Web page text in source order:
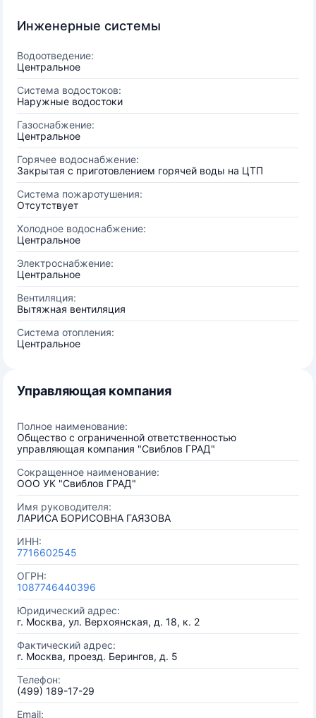
Инженерные системы
Водоотведение:
Центральное
Система водостоков:
Наружные водостоки
Газоснабжение:
Центральное
Горячее водоснабжение:
Закрытая с приготовлением горячей воды на ЦТП
Система пожаротушения:
Отсутствует
Холодное водоснабжение:
Центральное
Электроснабжение:
Центральное
Вентиляция:
Вытяжная вентиляция
Система отопления:
Центральное
Управляющая компания
Полное наименование:
Общество с ограниченной ответственностью
управляющая компания "Свиблов ГРАД"
Сокращенное наименование:
ООО УК "Свиблов ГРАД"
Имя руководителя:
ЛАРИСА БОРИСОВНА ГАЯЗОВА
ИНН:
7716602545
ОГРН:
1087746440396
Юридический адрес:
г. Москва, ул. Верхоянская, д. 18, к. 2
Фактический адрес:
г. Москва, проезд. Берингов, д. 5
Телефон:
(499) 189-17-29
Email: